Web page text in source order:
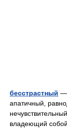
бесстрастный —
апатичный,
владеющий